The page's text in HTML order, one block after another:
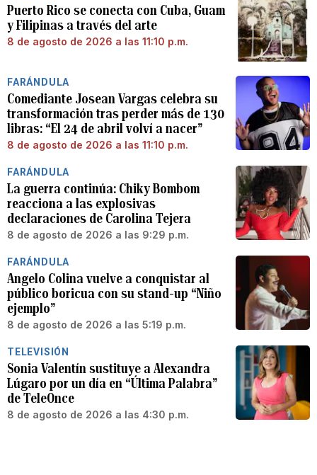
Puerto Rico se conecta con Cuba, Guam
y Filipinas a través del arte
8 de agosto de 2026 a las 11:10 p.m.
FARÁNDULA
Comediante Josean Vargas celebra su
transformación tras perder más de 130
libras: “El 24 de abril volví a nacer”
8 de agosto de 2026 a las 11:10 p.m.
FARÁNDULA
La guerra continúa: Chiky Bombom
reacciona a las explosivas
declaraciones de Carolina Tejera
8 de agosto de 2026 a las 9:29 p.m.
FARÁNDULA
Angelo Colina vuelve a conquistar al
público boricua con su stand-up “Niño
ejemplo”
8 de agosto de 2026 a las 5:19 p.m.
TELEVISIÓN
Sonia Valentín sustituye a Alexandra
Lúgaro por un día en “Última Palabra”
de TeleOnce
8 de agosto de 2026 a las 4:30 p.m.